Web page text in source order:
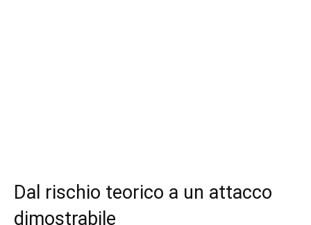
Dal rischio teorico a un attacco
dimostrabile